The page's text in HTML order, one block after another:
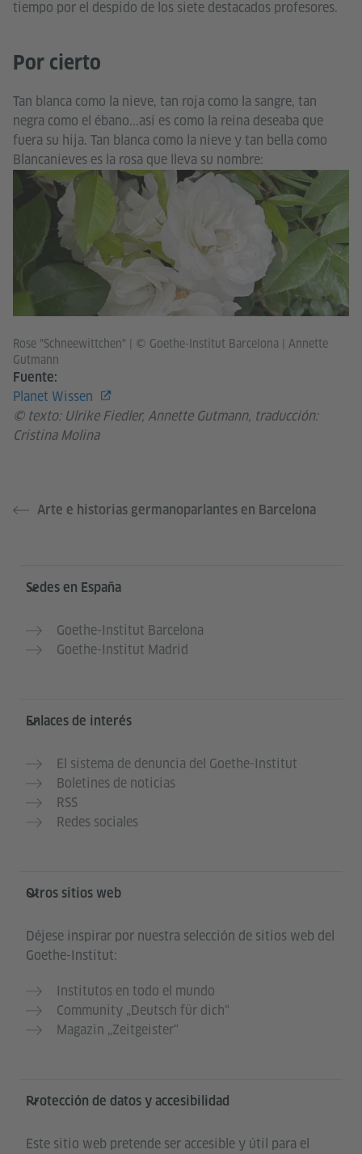
tiempo por el despido de los siete destacados profesores.
Por cierto
Tan blanca como la nieve, tan roja como la sangre, tan
negra como el ébano...así es como la reina deseaba que
fuera su hija. Tan blanca como la nieve y tan bella como
Blancanieves es la rosa que lleva su nombre:
Rose "Schneewittchen"
© Goethe-Institut Barcelona | Annette
Gutmann
Fuente:
Planet Wissen
© texto: Ulrike Fiedler, Annette Gutmann, traducción:
Cristina Molina
Arte e historias germanoparlantes en Barcelona
Service- und Informationsbereich
Sedes en España
Goethe-Institut Barcelona
Goethe-Institut Madrid
Enlaces de interés
El sistema de denuncia del Goethe-Institut
Boletines de noticias
RSS
Redes sociales
Otros sitios web
Déjese inspirar por nuestra selección de sitios web del
Goethe-Institut:
Institutos en todo el mundo
Community „Deutsch für dich“
Magazin „Zeitgeister“
Protección de datos y accesibilidad
Este sitio web pretende ser accesible y útil para el